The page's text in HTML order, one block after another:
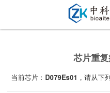
芯片重
当前芯片： D079Es01 ，请从下